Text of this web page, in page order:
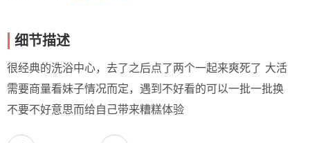
细节描述
很经典的洗浴中心，去了之后点了两个一起来爽死了 大活
需要商量看妹子情况而定，遇到不好看的可以一批一批换
不要不好意思而给自己带来糟糕体验